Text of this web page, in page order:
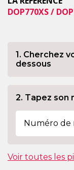
DOP770XS /
1. Cherchez
dessous
2. Tapez son
Voir toutes les